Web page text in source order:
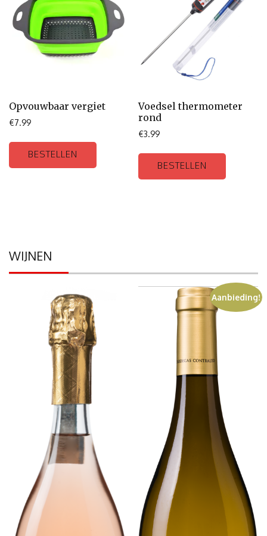
Opvouwbaar vergiet
€7.99
BESTELLEN
Voedsel thermometer
rond
€3.99
BESTELLEN
WIJNEN
Aanbieding!